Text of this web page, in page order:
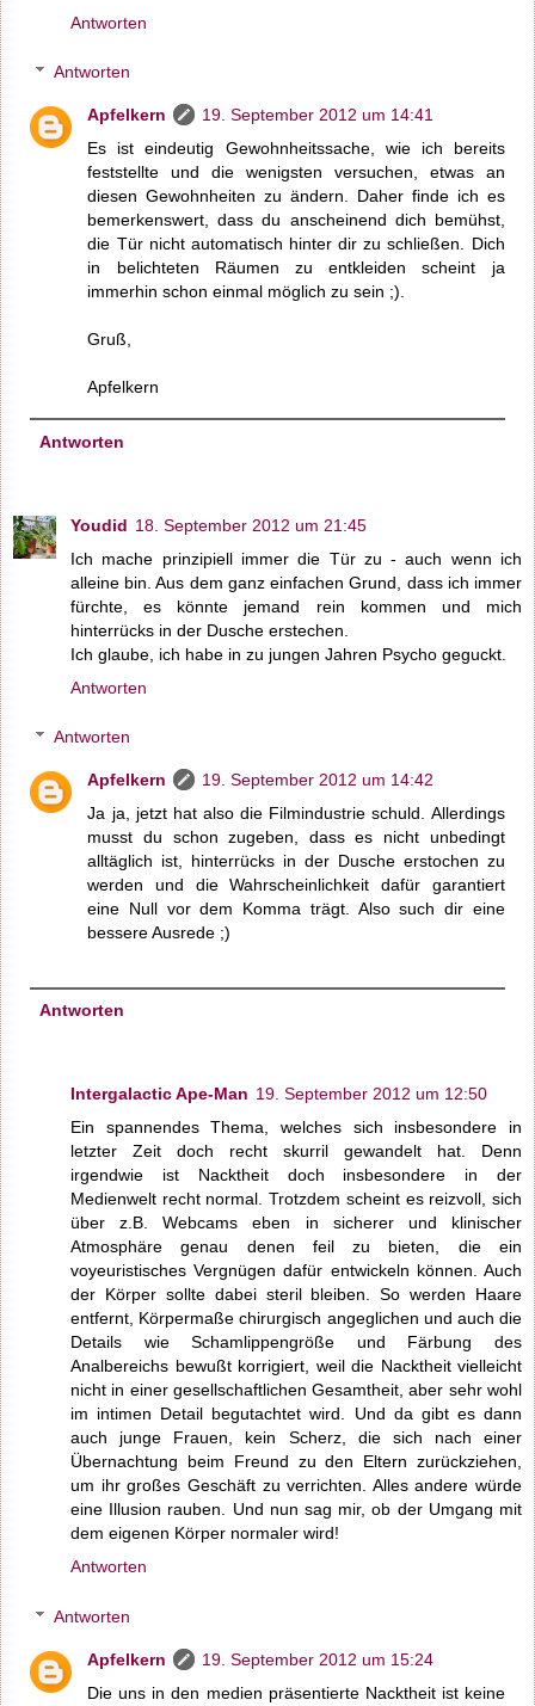
Antworten
Antworten
Apfelkern
19. September 2012 um 14:41
Es ist eindeutig Gewohnheitssache, wie ich bereits
feststellte und die wenigsten versuchen, etwas an
diesen Gewohnheiten zu ändern. Daher finde ich es
bemerkenswert, dass du anscheinend dich bemühst,
die Tür nicht automatisch hinter dir zu schließen. Dich
in belichteten Räumen zu entkleiden scheint ja
immerhin schon einmal möglich zu sein ;).
Gruß,
Apfelkern
Antworten
Youdid 18. September 2012 um 21:45
Ich mache prinzipiell immer die Tür zu - auch wenn ich
alleine bin. Aus dem ganz einfachen Grund, dass ich immer
fürchte, es könnte jemand rein kommen und mich
hinterrücks in der Dusche erstechen.
Ich glaube, ich habe in zu jungen Jahren Psycho geguckt.
Antworten
Antworten
Apfelkern
19. September 2012 um 14:42
Ja ja, jetzt hat also die Filmindustrie schuld. Allerdings
musst du schon zugeben, dass es nicht unbedingt
alltäglich ist, hinterrücks in der Dusche erstochen zu
werden und die Wahrscheinlichkeit dafür garantiert
eine Null vor dem Komma trägt. Also such dir eine
bessere Ausrede ;)
Antworten
Intergalactic Ape-Man 19. September 2012 um 12:50
Ein spannendes Thema, welches sich insbesondere in
letzter Zeit doch recht skurril gewandelt hat. Denn
irgendwie ist Nacktheit doch insbesondere in der
Medienwelt recht normal. Trotzdem scheint es reizvoll, sich
über z.B. Webcams eben in sicherer und klinischer
Atmosphäre genau denen feil zu bieten, die ein
voyeuristisches Vergnügen dafür entwickeln können. Auch
der Körper sollte dabei steril bleiben. So werden Haare
entfernt, Körpermaße chirurgisch angeglichen und auch die
Details wie Schamlippengröße und Färbung des
Analbereichs bewußt korrigiert, weil die Nacktheit vielleicht
nicht in einer gesellschaftlichen Gesamtheit, aber sehr wohl
im intimen Detail begutachtet wird. Und da gibt es dann
auch junge Frauen, kein Scherz, die sich nach einer
Übernachtung beim Freund zu den Eltern zurückziehen,
um ihr großes Geschäft zu verrichten. Alles andere würde
eine Illusion rauben. Und nun sag mir, ob der Umgang mit
dem eigenen Körper normaler wird!
Antworten
Antworten
Apfelkern
19. September 2012 um 15:24
Die uns in den medien präsentierte Nacktheit ist keine